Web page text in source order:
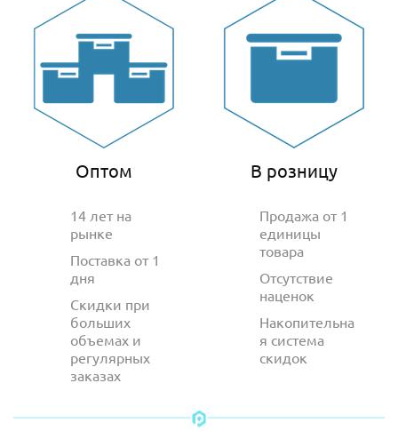
Оптом
14 лет на
рынке
Поставка от 1
дня
Скидки при
больших
объемах и
регулярных
заказах
В розницу
Продажа от 1
единицы
товара
Отсутствие
наценок
Накопительна
я система
скидок